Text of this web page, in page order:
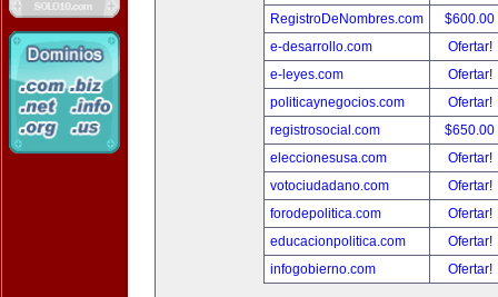
RegistroDeNombres.com
$600.00
e-desarrollo.com
Ofertar!
e-leyes.com
Ofertar!
politicaynegocios.com
Ofertar!
registrosocial.com
$650.00
eleccionesusa.com
Ofertar!
votociudadano.com
Ofertar!
forodepolitica.com
Ofertar!
educacionpolitica.com
Ofertar!
infogobierno.com
Ofertar!